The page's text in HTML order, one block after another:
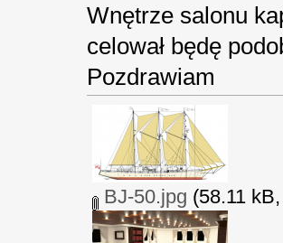
Wnętrze salonu
celował będę
Pozdrawiam
BJ-50.jpg (58.11